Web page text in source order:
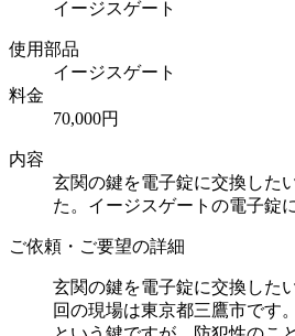
イージスゲート
使用部品
イージスゲート
料金
70,000円
内容
玄関の鍵を電子錠に交換した
た。イージスゲートの電子錠
ご依頼・ご要望の詳細
玄関の鍵を電子錠に交換した
回の現場は東京都三鷹市です